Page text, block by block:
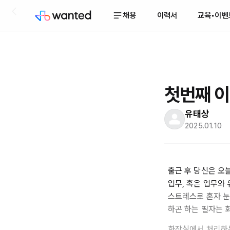
채용 이력서 교육•이벤
첫번째
유태상
2025.01.10
출근 후 당신은 오
업무, 혹은 업무와
스트레스로 혼자
하곤 하는 필자는